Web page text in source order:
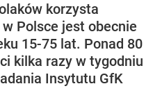
korzysta
Polsce jest obecnie
15-75 lat. Ponad 80
kilka razy w tygodniu
Insytutu GfK